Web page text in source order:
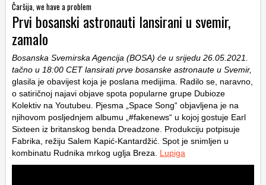
Čaršija, we have a problem
Prvi bosanski astronauti lansirani u svemir,
zamalo
Bosanska Svemirska Agencija (BOSA) će u srijedu 26.05.2021.
tačno u 18:00 CET lansirati prve bosanske astronaute u Svemir,
glasila je obavijest koja je poslana medijima. Radilo se, naravno,
o satiričnoj najavi objave spota popularne grupe Dubioze
Kolektiv na Youtubeu. Pjesma „Space Song“ objavljena je na
njihovom posljednjem albumu „#fakenews“ u kojoj gostuje Earl
Sixteen iz britanskog benda Dreadzone. Produkciju potpisuje
Fabrika, režiju Salem Kapić-Kantardžić. Spot je snimljen u
kombinatu Rudnika mrkog uglja Breza. Lupiga